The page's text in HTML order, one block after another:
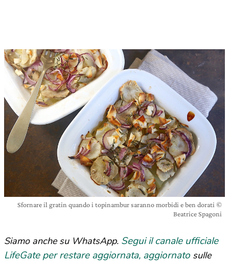
Sfornare il gratin quando i topinambur saranno morbidi e ben dorati ©
Beatrice Spagoni
Siamo anche su WhatsApp. Segui il canale ufficiale
LifeGate per restare aggiornata, aggiornato sulle